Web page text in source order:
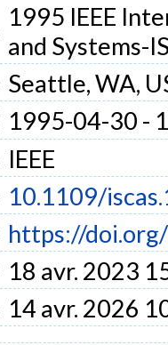
1995 IEEE
and Systems-
Seattle, WA,
1995-04-30 -
IEEE
10.1109/
https://
18 avr. 2023
14 avr. 2026